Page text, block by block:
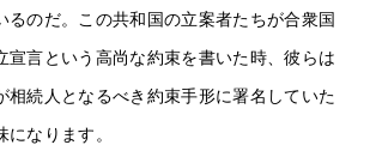
るのだ。この共和国の立案者たちが合衆国
宣言という高尚な約束を書いた時、彼らは
相続人となるべき約束手形に署名していた
なります。